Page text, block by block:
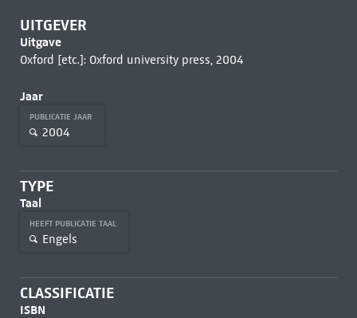
UITGEVER
Uitgave
Oxford [etc.]: Oxford university press, 2004
Jaar
PUBLICATIE JAAR
2004
TYPE
Taal
HEEFT PUBLICATIE TAAL
Engels
CLASSIFICATIE
ISBN